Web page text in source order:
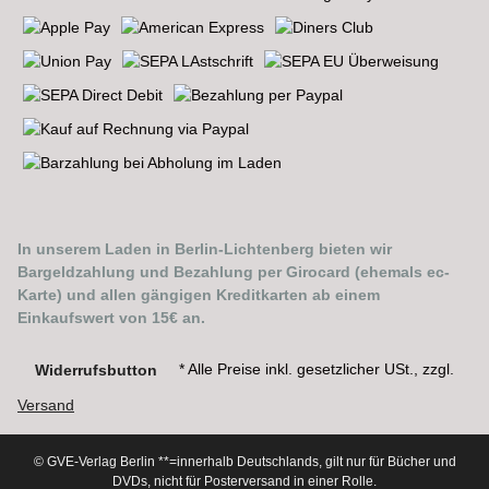
In unserem Laden in Berlin-Lichtenberg bieten wir
Bargeldzahlung und Bezahlung per Girocard (ehemals ec-
Karte) und allen gängigen Kreditkarten ab einem
Einkaufswert von 15€ an.
Widerrufsbutton * Alle Preise inkl. gesetzlicher USt., zzgl.
Versand
© GVE-Verlag Berlin **=innerhalb Deutschlands, gilt nur für Bücher und
DVDs, nicht für Posterversand in einer Rolle.